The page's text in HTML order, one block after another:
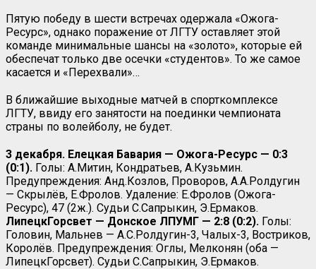
Пятую победу в шести встречах одержала «Ожога-
Ресурс», однако поражение от ЛГТУ оставляет этой
команде минимальные шансы на «золото», которые ей
обеспечат только две осечки «студентов». То же самое
касается и «Перехвали»…
В ближайшие выходные матчей в спорткомплексе
ЛГТУ, ввиду его занятости на поединки чемпионата
страны по волейболу, не будет.
3 декабря. Елецкая Бавария — Ожога-Ресурс — 0:3
(0:1). Голы: А.Митин, Кондратьев, А.Кузьмин.
Предупреждения: Анд.Козлов, Проворов, А.А.Ролдугин
— Скрылёв, Е.Фролов. Удаление: Е.Фролов (Ожога-
Ресурс), 47 (2ж.). Судьи С.Сапрыкин, Э.Ермаков.
ЛипецкГорсвет — Донское ЛПУМГ — 2:8 (0:2). Голы:
Головин, Мальнев — А.С.Ролдугин-3, Чалых-3, Востриков,
Королёв. Предупреждения: Оглы, Мелконян (оба —
ЛипецкГорсвет). Судьи С.Сапрыкин, Э.Ермаков.